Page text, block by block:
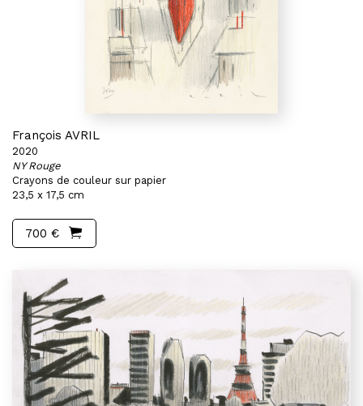
François AVRIL
2020
NY Rouge
Crayons de couleur sur papier
23,5 x 17,5 cm
700 €